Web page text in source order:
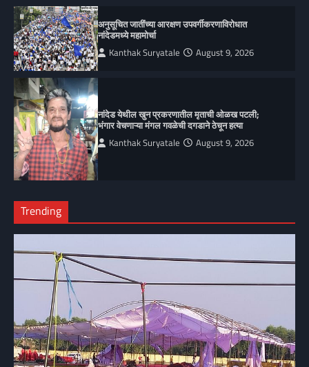
अनुसूचित जातींच्या आरक्षण उपवर्गीकरणाविरोधात
नांदेडमध्ये महामोर्चा
Kanthak Suryatale August 9, 2026
नांदेड येथील खुन प्रकरणातील मृताची ओळख पटली;
भंगार वेचणाऱ्या मंगल गवळेची दगडाने ठेचून हत्या
Kanthak Suryatale August 9, 2026
Trending